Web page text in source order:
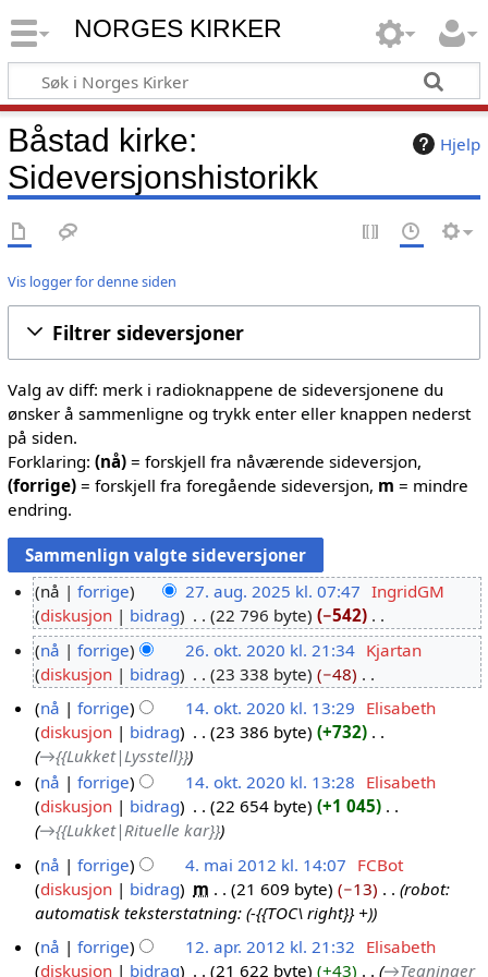
NORGES KIRKER
Hjelp
Båstad kirke:
Sideversjonshistorikk
Vis logger for denne siden
Filtrer sideversjoner
Valg av diff: merk i radioknappene de sideversjonene du
ønsker å sammenligne og trykk enter eller knappen nederst
på siden.
Forklaring: (nå)= forskjell fra nåværende sideversjon,
(forrige)= forskjell fra foregående sideversjon, m = mindre
endring.
7
u
2
5
nå forrige 27. aug. 2025 kl. 07:47 IngridGM
diskusjon
bidrag 22 796 byte
−542
I
n
g
e
n
r
e
d
i
e
r
i
n
6
k
0
nå forrige 26. okt. 2020 kl. 21:34 Kjartan
diskusjon
bidrag 23 338 byte
−48
n
g
e
n
r
e
d
i
g
r
nå forrige 14. okt. 2020 kl. 13:29 Elisabeth
diskusjon
bidrag 23 386 byte
+732
→{{Lukket|Lysstell}}
nå
forrige 14. okt. 2020 kl. 13:28 Elisabeth
diskusjon
bidrag 22 654 byte
+1 045
→{{Lukket|Rituelle kar}}
m
nå forrige 4. mai 2012 kl. 14:07 FCBot
diskusjon
bidrag m 21 609 byte −13
robot:
automatisk teksterstatning: (-{{TOC\ right}} +)
nå forrige 12. apr. 2012 kl. 21:32 Elisabeth
diskusjon
bidrag 21 622 byte +43 →Tegninger